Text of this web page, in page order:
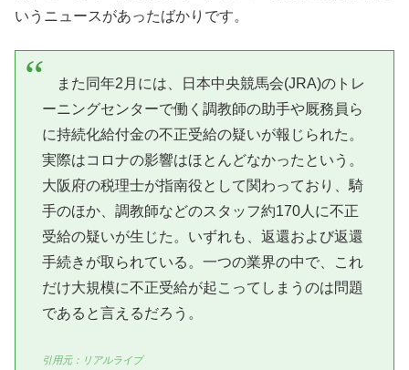
いうニュースがあったばかりです。
また同年2月には、日本中央競馬会(JRA)のトレ
ーニングセンターで働く調教師の助手や厩務員ら
に持続化給付金の不正受給の疑いが報じられた。
実際はコロナの影響はほとんどなかったという。
大阪府の税理士が指南役として関わっており、騎
手のほか、調教師などのスタッフ約170人に不正
受給の疑いが生じた。いずれも、返還および返還
手続きが取られている。一つの業界の中で、これ
だけ大規模に不正受給が起こってしまうのは問題
であると言えるだろう。
引用元：リアルライブ